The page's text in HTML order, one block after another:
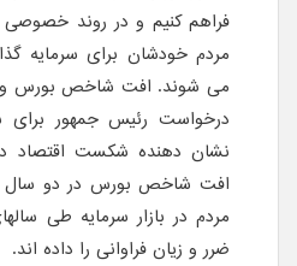
فراهم کنیم و در روند خصوصی
مردم خودشان برای سرمایه
می شوند. افت شاخص بورس و
درخواست رئیس جمهور برای
نشان دهنده شکست اقتصاد
افت شاخص بورس در دو سال
مردم در بازار سرمایه طی
ضرر و زیان فراوانی را داده اند.